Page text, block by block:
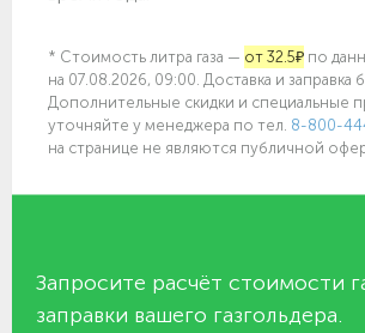
* Стоимость литра газа — от 32.5₽ по
на 07.08.2026, 09:00. Доставка и заправка
Дополнительные скидки и специальные
уточняйте у менеджера по тел. 8-800-
на странице не являются публичной
Запросите расчёт стоимости
заправки вашего газгольдера.